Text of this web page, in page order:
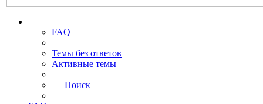
FAQ
Темы без ответов
Активные темы
Поиск